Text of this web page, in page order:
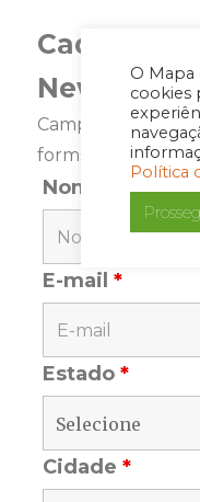
O Mapa
cookies
Política
Cadastre-
Newsletter
Campos marcados
forms-req-
Nome
E-mail*
Estado*
Cidade*